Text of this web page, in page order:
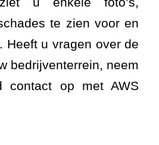
te zien voor en
Heeft u vragen over de
bedrijventerrein, neem
contact op met AWS